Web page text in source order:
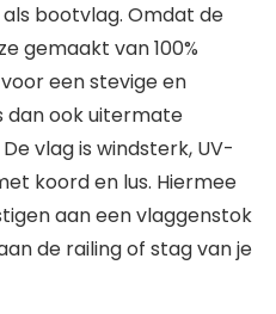
bootvlag. Omdat de
gemaakt van 100%
een stevige en
dan ook uitermate
vlag is windsterk, UV-
koord en lus. Hiermee
aan een vlaggenstok
de railing of stag van je